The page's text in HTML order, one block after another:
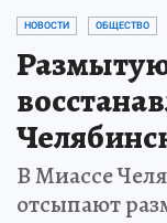
НОВОСТИ ОБЩЕСТВО
В Миассе
отсыпают